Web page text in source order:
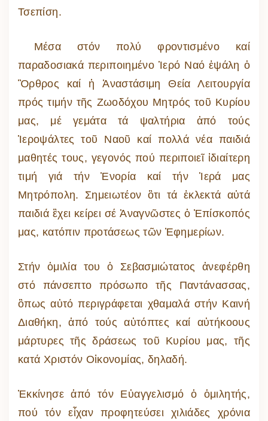
Τσεπίση.
Μέσα στόν πολύ φροντισμένο καί
παραδοσιακά περιποιημένο Ἱερό Ναό ἐψάλη ὁ
Ὂρθρος καί ἡ Ἀναστάσιμη Θεία Λειτουργία
πρός τιμήν τῆς Ζωοδόχου Μητρός τοῦ Κυρίου
μας, μέ γεμάτα τά ψαλτήρια ἀπό τούς
Ἱεροψάλτες τοῦ Ναοῦ καί πολλά νέα παιδιά
μαθητές τους, γεγονός πού περιποιεῖ ἰδιαίτερη
τιμή γιά τήν Ἐνορία καί τήν Ἱερά μας
Μητρόπολη. Σημειωτέον ὃτι τά ἐκλεκτά αὐτά
παιδιά ἒχει κείρει σέ Ἀναγνῶστες ὁ Ἐπίσκοπός
μας, κατόπιν προτάσεως τῶν Ἐφημερίων.
Στήν ὁμιλία του ὁ Σεβασμιώτατος ἀνεφέρθη
στό πάνσεπτο πρόσωπο τῆς Παντάνασσας,
ὃπως αὐτό περιγράφεται χθαμαλά στήν Καινή
Διαθήκη, ἀπό τούς αὐτόπτες καί αὐτήκοους
μάρτυρες τῆς δράσεως τοῦ Κυρίου μας, τῆς
κατά Χριστόν Οἰκονομίας, δηλαδή.
Ἐκκίνησε ἀπό τόν Εὐαγγελισμό ὁ ὁμιλητής,
πού τόν εἶχαν προφητεύσει χιλιάδες χρόνια